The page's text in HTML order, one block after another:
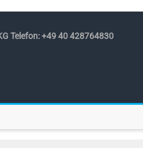
Telefon: +49 40 428764830